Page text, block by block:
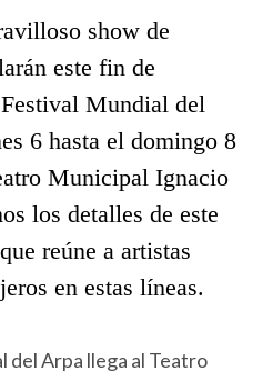
show de
este fin de
Mundial del
6 hasta el domingo 8
Municipal Ignacio
los detalles de este
reúne a artistas
en estas líneas.
del Arpa llega al Teatro